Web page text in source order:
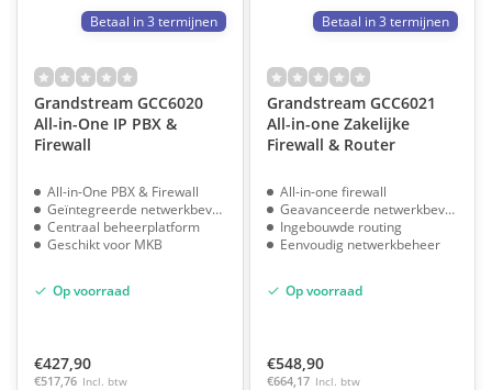
Betaal in 3 termijnen
Grandstream GCC6020
All-in-One IP PBX &
Firewall
All-in-One PBX & Firewall
Geïntegreerde netwerkbeveiliging
Centraal beheerplatform
Geschikt voor MKB
Op voorraad
€427,90
€517,76 Incl. btw
Betaal in 3 termijnen
Grandstream GCC6021
All-in-one Zakelijke
Firewall & Router
All-in-one firewall
Geavanceerde netwerkbeveiliging
Ingebouwde routing
Eenvoudig netwerkbeheer
Op voorraad
€548,90
€664,17 Incl. btw